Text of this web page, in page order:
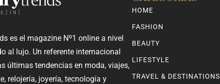
es el magazine Nº1 online a nivel
al lujo. Un referente internacional
últimas tendencias en moda, viajes,
relojería, joyería, tecnología y
HOME
FASHION
BEAUTY
LIFESTYLE
TRAVEL & DESTINATIONS